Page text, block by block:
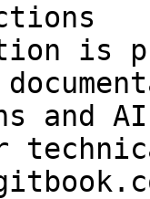
is
and